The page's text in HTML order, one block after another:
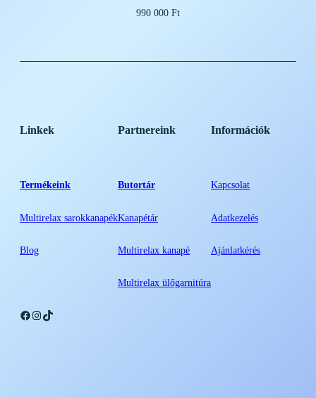
990 000 Ft
Linkek
Termékeink
Multirelax sarokkanapék
Blog
Partnereink
Butortár
Kanapétár
Multirelax kanapé
Multirelax ülőgarnitúra
Információk
Kapcsolat
Adatkezelés
Ajánlatkérés
Facebook
Instagram
TikTok